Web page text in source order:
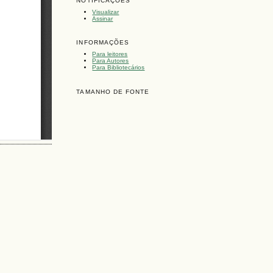
Visualizar
Assinar
INFORMAÇÕES
Para leitores
Para Autores
Para Bibliotecários
TAMANHO DE FONTE